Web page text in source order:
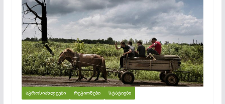
ᲐᲒᲠᲝᲡᲘᲐᲮᲚᲔᲔᲑᲘ ᲠᲔᲒᲘᲝᲜᲔᲑᲘ ᲡᲢᲐᲢᲘᲔᲑᲘ